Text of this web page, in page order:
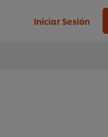
Iniciar Sesión